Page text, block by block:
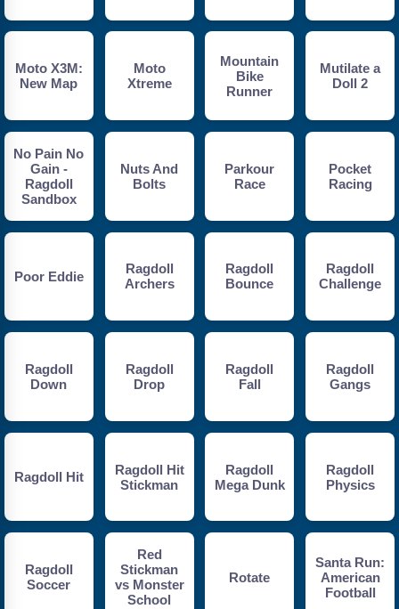
Moto X3M:
New Map
Moto
Xtreme
Mountain
Bike
Runner
Mutilate a
Doll 2
No Pain No
Gain -
Ragdoll
Sandbox
Nuts And
Bolts
Parkour
Race
Pocket
Racing
Poor Eddie
Ragdoll
Archers
Ragdoll
Bounce
Ragdoll
Challenge
Ragdoll
Down
Ragdoll
Drop
Ragdoll
Fall
Ragdoll
Gangs
Ragdoll Hit
Ragdoll Hit
Stickman
Ragdoll
Mega Dunk
Ragdoll
Physics
Ragdoll
Soccer
Red
Stickman
vs Monster
School
Rotate
Santa Run:
American
Football